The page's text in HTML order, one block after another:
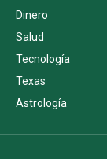
Dinero
Salud
Tecnología
Texas
Astrología